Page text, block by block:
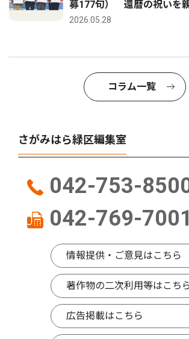
募177句） 還暦の祝いを
2026.05.28
コラム一覧
さがみはら緑区編集室
042-753-
042-769-7001
情報提供・ご意見はこちら
著作物の二次利用等はこち
広告掲載はこちら